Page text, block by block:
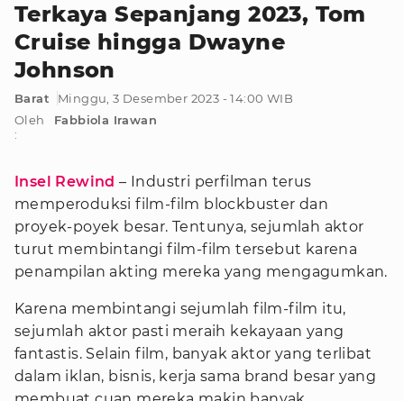
Terkaya Sepanjang 2023, Tom
Cruise hingga Dwayne
Johnson
Barat
Minggu, 3 Desember 2023 - 14:00 WIB
Oleh
:
Fabbiola Irawan
Insel Rewind – Industri perfilman terus
memperoduksi film-film blockbuster dan
proyek-poyek besar. Tentunya, sejumlah aktor
turut membintangi film-film tersebut karena
penampilan akting mereka yang mengagumkan.
Karena membintangi sejumlah film-film itu,
sejumlah aktor pasti meraih kekayaan yang
fantastis. Selain film, banyak aktor yang terlibat
dalam iklan, bisnis, kerja sama brand besar yang